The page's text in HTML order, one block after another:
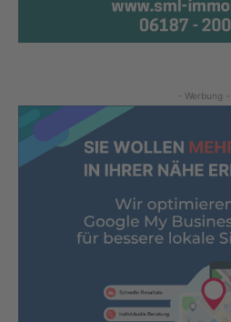
- Werbung -